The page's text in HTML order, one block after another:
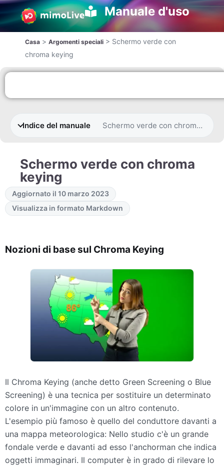
Manuale d'uso
Casa > Argomenti speciali > Schermo verde con
chroma keying
Indice del manuale Schermo verde con chroma
Schermo verde con chroma
keying
Aggiornato il 10 marzo 2023
Visualizza in formato Markdown
Nozioni di base sul Chroma Keying
Il Chroma Keying (anche detto Green Screening o Blue
Screening) è una tecnica per sostituire un determinato
colore in un'immagine con un altro contenuto.
L'esempio più famoso è quello del conduttore davanti a
una mappa meteorologica: Nello studio c'è un grande
fondale verde e davanti ad esso l'anchorman che indica
oggetti immaginari. Il computer è in grado di rilevare lo